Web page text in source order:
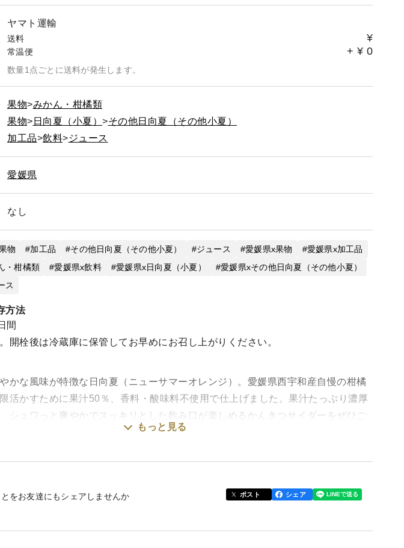
ヤマト運輸
送料 ¥
常温便 + ¥ 0
数量1点ごとに送料が発生します。
果物
みかん・柑橘類
果物
日向夏（小夏）
その他日向夏（その他小夏）
加工品
飲料 ジュース
愛媛県
なし
物 加工品 その他日向夏（その他小夏） ジュース 愛媛県x果物
愛媛県x加工品
・柑橘類
愛媛県x飲料 愛媛県x日向夏（小夏）
愛媛県xその他日向夏（その他小夏）
ス
方法
間
開栓後は冷蔵庫に保管してお早めにお召し上がりください。
かな風味が特徴な日向夏（ニューサマーオレンジ）。愛媛県西宇和産自慢の柑橘
活かすために果汁50％、香料・酸味料不使用で仕上げました。果汁たっぷり濃厚
シュワっと爽やかでスッキリとした飲み口が楽しめるかんきつサイダーをぜひご
もっと見る
をお友達にもシェアしませんか ポスト シェア